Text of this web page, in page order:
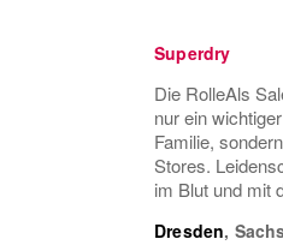
Superdry
Die RolleAls
nur ein
Familie,
Stores.
im Blut und mit
Ausstrahlung
Dresden,